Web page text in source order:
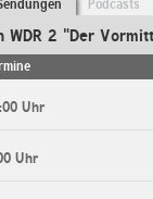
Podcasts
WDR 2 "Der
Uhr
Uhr